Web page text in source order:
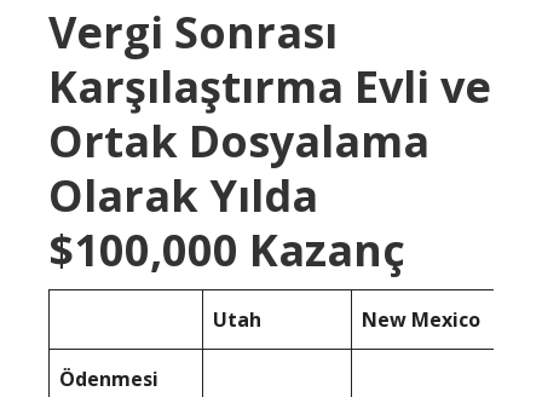
Vergi Sonrası
Karşılaştırma Evli ve
Ortak Dosyalama
Olarak Yılda
$100,000 Kazanç
Utah New Mexico
Ödenmesi